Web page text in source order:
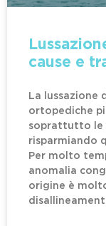
cause e
La lussazione
ortopediche
soprattutto le
risparmiando
Per molto
anomalia
origine è